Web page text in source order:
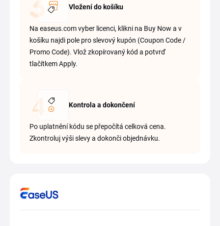
Vložení do košíku
Na easeus.com vyber licenci, klikni na Buy Now a v
košíku najdi pole pro slevový kupón (Coupon Code /
Promo Code). Vlož zkopírovaný kód a potvrď
tlačítkem Apply.
Kontrola a dokončení
Po uplatnění kódu se přepočítá celková cena.
Zkontroluj výši slevy a dokonči objednávku.